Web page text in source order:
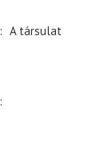
A társulat